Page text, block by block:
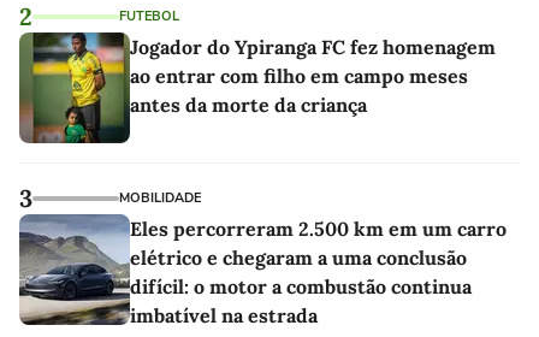
2 FUTEBOL
Jogador do Ypiranga FC fez homenagem
ao entrar com filho em campo meses
antes da morte da criança
3 MOBILIDADE
Eles percorreram 2.500 km em um carro
elétrico e chegaram a uma conclusão
difícil: o motor a combustão continua
imbatível na estrada